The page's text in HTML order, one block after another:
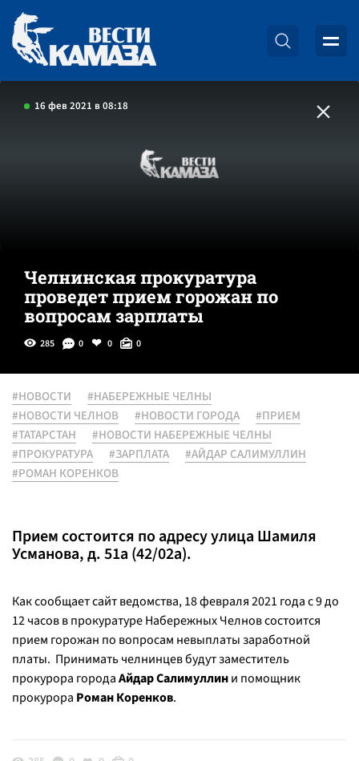
16 фев 2021 в 08:18
Челнинская прокуратура
проведет прием горожан по
вопросам зарплаты
285 0 0 0
#НОВОСТИ
#НАБЕРЕЖНЫЕ ЧЕЛНЫ
#НОВОСТИ ЧЕЛНОВ
#НОВОСТИ ГОРОДА
#ПРИЕМ
#ТАТАРСТАН
#НОВОСТИ НАБЕРЕЖНЫЕ ЧЕЛНЫ
#ПРОКУРАТУРА
#ЗАРПЛАТА
#АЙДАР САЛИМУЛЛИН
#РОМАН КОРЕНКОВ
Прием состоится по адресу улица Шамиля
Усманова, д. 51а (42/02а).
Как сообщает сайт ведомства, 18 февраля 2021 года с 9 до
12 часов в прокуратуре Набережных Челнов состоится
прием горожан по вопросам невыплаты заработной
платы. Принимать челнинцев будут заместитель
прокурора городаАйдар Салимуллини помощник
прокурора Роман Коренков.